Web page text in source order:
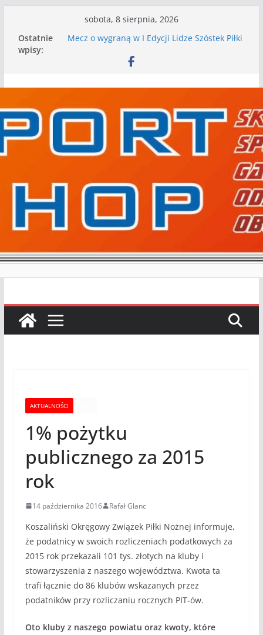
treści
sobota, 8 sierpnia, 2026
Ostatnie
wpisy:
Mecz o wygraną w I Edycji Lidze Szóstek Piłki
Nasze piłkarskie zespoły w toku przygotowań
Kolejne gry kontrolne naszych piłkarskich
WKS wygrywa pierwszą edycję Ligi Szóstek w
Gwdzie Wielkiej
I mamy kolejne gry kontrolne, piłkarskie
granie przed nami
AKTUALNOŚCI
1% pożytku
publicznego za 2015
rok
14 października 2016 Rafał Glanc
Koszaliński Okręgowy Związek Piłki Nożnej informuje,
że podatnicy w swoich rozliczeniach podatkowych za
2015 rok przekazali 101 tys. złotych na kluby i
stowarzyszenia z naszego województwa. Kwota ta
trafi łącznie do 86 klubów wskazanych przez
podatników przy rozliczaniu rocznych PIT-ów.
Oto kluby z naszego powiatu oraz kwoty, które